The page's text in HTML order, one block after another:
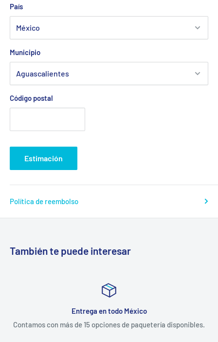
País
Municipio
Código postal
Estimación
Política de reembolso
También te puede interesar
Entrega en todo México
Contamos con más de 15 opciones de paquetería disponibles.